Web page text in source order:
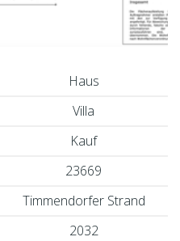
Haus
Villa
Kauf
23669
Timmendorfer Strand
2032